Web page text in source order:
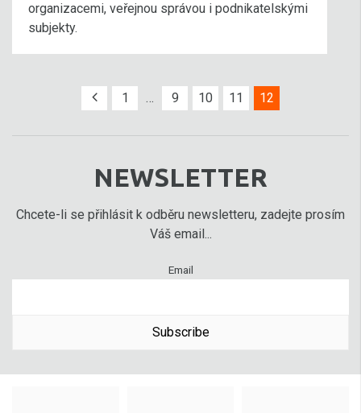
organizacemi, veřejnou správou i podnikatelskými
subjekty.
1 … 9 10 11 12
NEWSLETTER
Chcete-li se přihlásit k odběru newsletteru, zadejte prosím
Váš email...
Email
Subscribe